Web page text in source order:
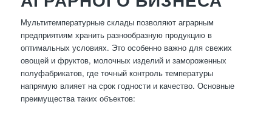
Мультитемпературные склады позволяют аграрным
предприятиям хранить разнообразную продукцию в
оптимальных условиях. Это особенно важно для свежих
овощей и фруктов, молочных изделий и замороженных
полуфабрикатов, где точный контроль температуры
напрямую влияет на срок годности и качество. Основные
преимущества таких объектов: